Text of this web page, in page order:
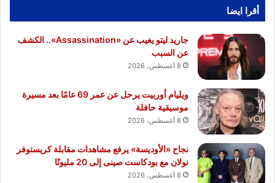
أقرا ايضا
جاريد ليتو يغيب عن «Assassination».. الكشف
عن السبب
8 أغسطس، 2026
ويليام أوربيت يرحل عن عمر 69 عامًا بعد مسيرة
موسيقية حافلة
8 أغسطس، 2026
نجاح «الأوديسة» يرفع مشاهدات مقابلة كريستوفر
نولان مع بودكاست صينى إلى 20 مليونًا
8 أغسطس، 2026